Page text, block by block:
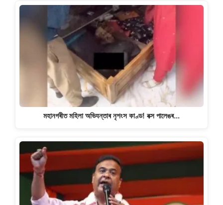
মহানগৰীত মহিলা অভিযন্তাৰ নৃশংস কাণ্ড! বক্স পালেঙৰ…